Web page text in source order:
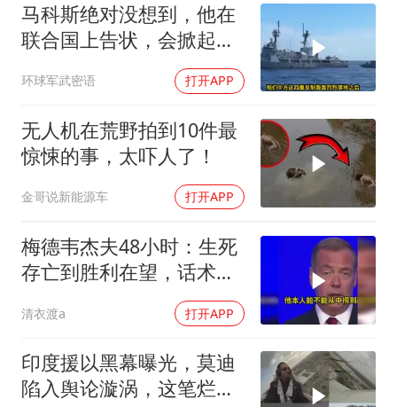
马科斯绝对没想到，他在
联合国上告状，会掀起中
环球军武密语 打开APP
无人机在荒野拍到10件最
惊悚的事，太吓人了！
金哥说新能源车 打开APP
梅德韦杰夫48小时：生死
存亡到胜利在望，话术变
清衣渡a 打开APP
印度援以黑幕曝光，莫迪
陷入舆论漩涡，这笔烂账